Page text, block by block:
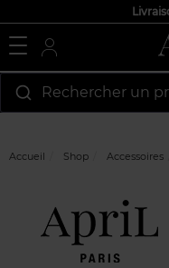
Rechercher un
Accueil Shop Accessoires